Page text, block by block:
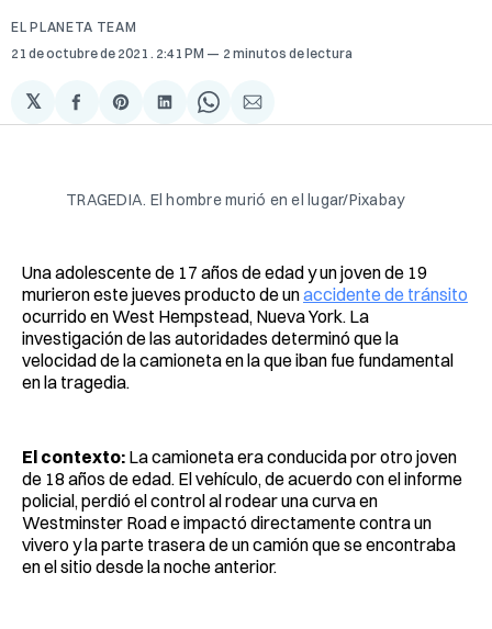
EL PLANETA TEAM
21 de octubre de 2021 . 2:41 PM 2 minutos de lectura
𝕏
Compartir
en
Share
on
Compartir
en
Share
on
Compartir
via
TRAGEDIA. El hombre murió en el lugar/Pixabay
Una adolescente de 17 años de edad y un joven de 19
murieron este jueves producto de unaccidente de tránsito
ocurrido en West Hempstead, Nueva York. La
investigación de las autoridades determinó que la
velocidad de la camioneta en la que iban fue fundamental
en la tragedia.
El contexto: La camioneta era conducida por otro joven
de 18 años de edad. El vehículo, de acuerdo con el informe
policial, perdió el control al rodear una curva en
Westminster Road e impactó directamente contra un
vivero y la parte trasera de un camión que se encontraba
en el sitio desde la noche anterior.